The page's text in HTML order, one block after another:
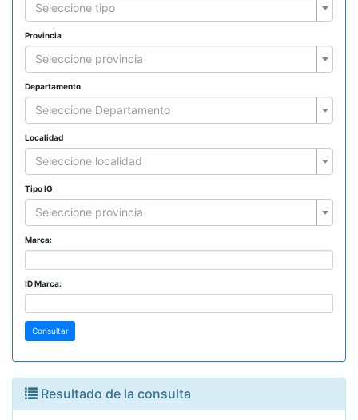
Seleccione tipo
Provincia
Seleccione provincia
Departamento
Seleccione Departamento
Localidad
Seleccione localidad
Tipo IG
Seleccione provincia
Marca:
ID Marca:
Consultar
Resultado de la consulta